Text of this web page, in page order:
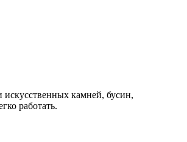
искусственных камней, бусин,
работать.